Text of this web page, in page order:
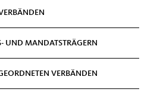
UND MANDATSTRÄGERN
VERBÄNDEN